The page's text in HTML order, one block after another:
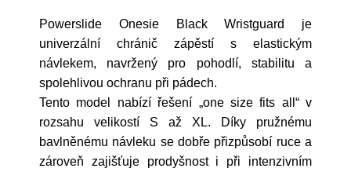
Powerslide Onesie Black Wristguard je
univerzální chránič zápěstí s elastickým
návlekem, navržený pro pohodlí, stabilitu a
spolehlivou ochranu při pádech.
Tento model nabízí řešení „one size fits all“ v
rozsahu velikostí S až XL. Díky pružnému
bavlněnému návleku se dobře přizpůsobí ruce a
zároveň zajišťuje prodyšnost i při intenzivním